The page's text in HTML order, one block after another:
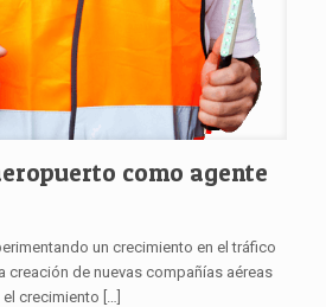
como agente
un crecimiento en el tráfico
creación de nuevas compañías aéreas
crecimiento […]